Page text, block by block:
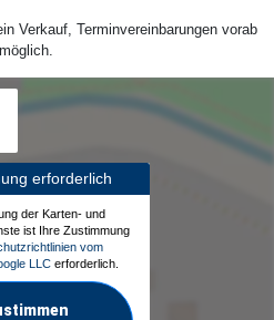
Verkauf, Terminvereinbarungen vorab
möglich.
erforderlich
der Karten- und
ist Ihre Zustimmung
vom
LLC erforderlich.